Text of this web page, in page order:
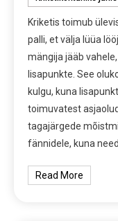
Kriketis toimub
palli, et välja lüüa
mängija jääb
lisapunkte. See
kulgu, kuna
toimuvatest
tagajärgede
fännidele, kuna
Read More